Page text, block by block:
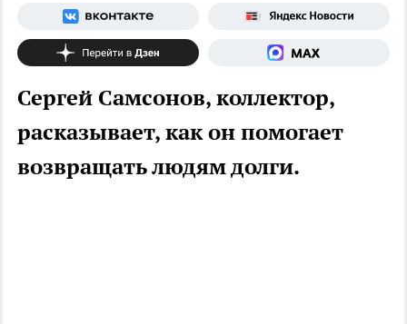
Сергей Самсонов, коллектор,
расказывает, как он помогает
возвращать людям долги.